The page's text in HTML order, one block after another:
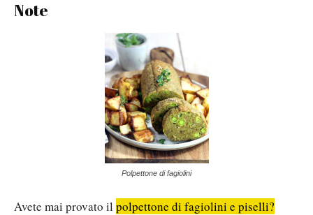
Note
Polpettone di fagiolini
Avete mai provato il polpettone di fagiolini e piselli?